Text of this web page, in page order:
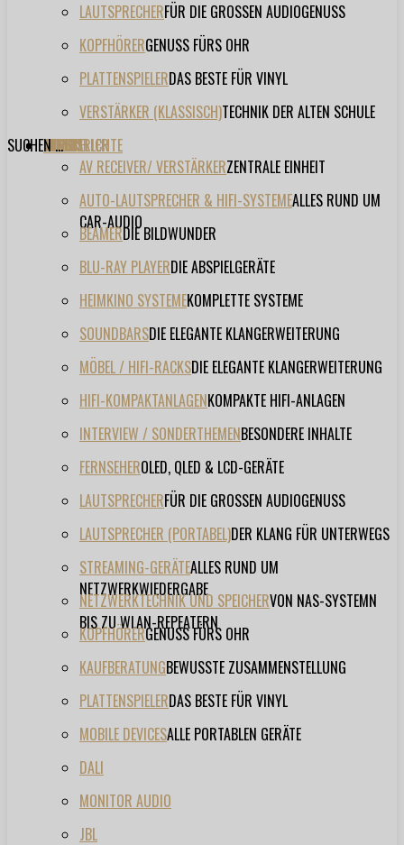
LAUTSPRECHERFÜR DIE GROSSEN AUDIOGENUSS
KOPFHÖRERGENUSS FÜRS OHR
PLATTENSPIELERDAS BESTE FÜR VINYL
VERSTÄRKER (KLASSISCH)TECHNIK DER ALTEN SCHULE
TESTBERICHTE
AV RECEIVER/ VERSTÄRKERZENTRALE EINHEIT
AUTO-LAUTSPRECHER & HIFI-SYSTEMEALLES RUND UM
CAR-AUDIO
BEAMERDIE BILDWUNDER
BLU-RAY PLAYERDIE ABSPIELGERÄTE
HEIMKINO SYSTEMEKOMPLETTE SYSTEME
SOUNDBARSDIE ELEGANTE KLANGERWEITERUNG
MÖBEL / HIFI-RACKSDIE ELEGANTE KLANGERWEITERUNG
HIFI-KOMPAKTANLAGENKOMPAKTE HIFI-ANLAGEN
INTERVIEW / SONDERTHEMENBESONDERE INHALTE
FERNSEHEROLED, QLED & LCD-GERÄTE
LAUTSPRECHERFÜR DIE GROSSEN AUDIOGENUSS
LAUTSPRECHER (PORTABEL)DER KLANG FÜR UNTERWEGS
STREAMING-GERÄTEALLES RUND UM
NETZWERKWIEDERGABE
NETZWERKTECHNIK UND SPEICHERVON NAS-SYSTEMN
BIS ZU WLAN-REPEATERN
KOPFHÖRERGENUSS FÜRS OHR
KAUFBERATUNGBEWUSSTE ZUSAMMENSTELLUNG
PLATTENSPIELERDAS BESTE FÜR VINYL
MOBILE DEVICESALLE PORTABLEN GERÄTE
FORUM
FILME
VIDEOS
HERSTELLER
DALI
MONITOR AUDIO
JBL
EVENT
SUCHEN ...